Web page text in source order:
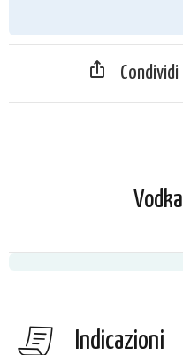
Condividi
Indicazioni